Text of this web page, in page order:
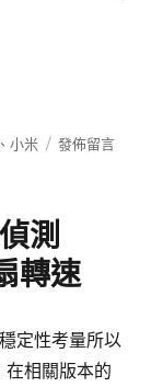
、小米
在
器
交
編
譯
(Cross
發佈留言
測
轉速
定性考量所以
相關版本的